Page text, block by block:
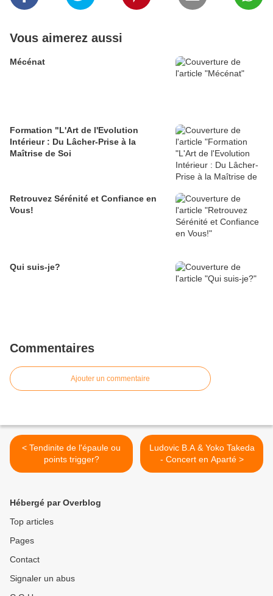
Vous aimerez aussi
Mécénat
Formation "L'Art de l'Evolution
Intérieur : Du Lâcher-Prise à la
Maîtrise de Soi
Retrouvez Sérénité et Confiance en
Vous!
Qui suis-je?
Commentaires
Ajouter un commentaire
< Tendinite de l'épaule ou
points trigger?
Ludovic B.A & Yoko Takeda
- Concert en Aparté >
Hébergé par Overblog
Top articles
Pages
Contact
Signaler un abus